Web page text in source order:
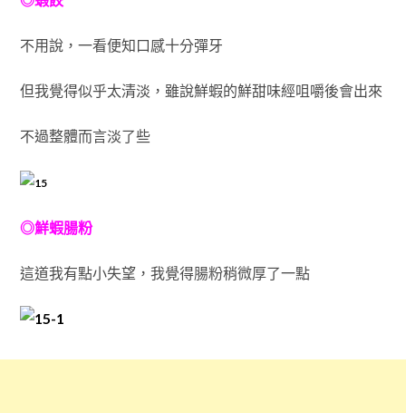
不用說，一看便知口感十分彈牙
但我覺得似乎太清淡，雖說鮮蝦的鮮甜味經咀嚼後會出來
不過整體而言淡了些
◎鮮蝦腸粉
這道我有點小失望，我覺得腸粉稍微厚了一點